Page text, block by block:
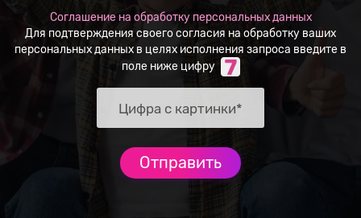
Соглашение на обработку персональных данных
Для подтверждения своего согласия на обработку ваших
персональных данных в целях исполнения запроса введите в
поле ниже цифру